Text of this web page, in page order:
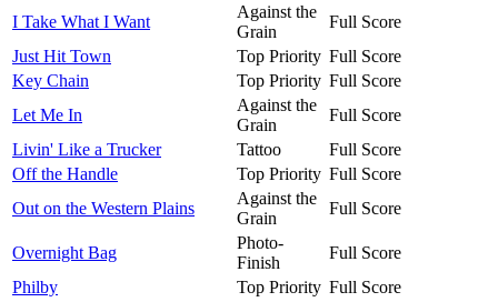
I Take What I Want
Against the
Grain
Full Score
Just Hit Town
Top Priority Full Score
Key Chain
Top Priority Full Score
Let Me In
Against the
Grain
Full Score
Livin' Like a Trucker
Tattoo
Full Score
Off the Handle
Top Priority Full Score
Out on the Western Plains
Against the
Grain
Full Score
Overnight Bag
Photo-
Finish
Full Score
Philby
Top Priority Full Score